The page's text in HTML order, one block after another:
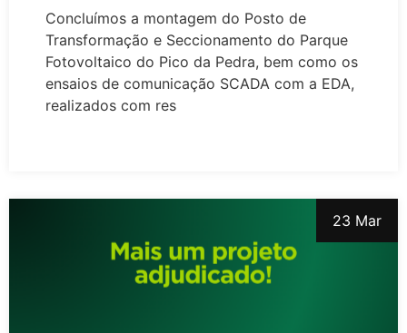
Concluímos a montagem do Posto de
Transformação e Seccionamento do Parque
Fotovoltaico do Pico da Pedra, bem como os
ensaios de comunicação SCADA com a EDA,
realizados com res
23 Mar